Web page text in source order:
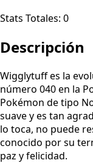
Stats Totales: 0
Descripción
Wigglytuff es la
número 040 en la
Pokémon de tipo
suave y es tan
lo toca, no puede
conocido por su
paz y felicidad.